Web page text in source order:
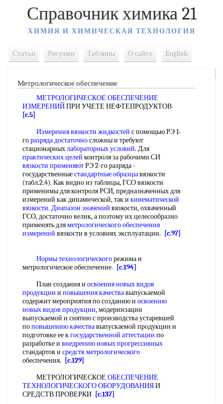
Справочник химика 21
ХИМИЯ И ХИМИЧЕСКАЯ ТЕХНОЛОГИЯ
Статьи Рисунки Таблицы О сайте English
Метрологическое обеспечение
МЕТРОЛОГИЧЕСКОЕ ОБЕСПЕЧЕНИЕ
ИЗМЕРЕНИЙПРИ УЧЕТЕ НЕФТЕПРОДУКТОВ
[c.5]
Измерения вязкости жидкостей с помощью РЭ 1-
горазряда достаточносложны и требуют
стационарныхлабораторных условий. Для
практических целей контроля за рабочими СИ
вязкости применяютРЭ 2-го разряда -
государственныестандартные образцывязкости
(табл.2.4). Как видно из таблицы, ГСО вязкости
применимы для контроля РСИ, предназначенных для
измерений как динамической, так и кинематической
вязкости. Диапазон значений вязкости, охваченный
ГСО, достаточно велик, а поэтому их целесообразно
применять дляметрологического обеспечения
измерений вязкости в условиях эксплуатации. [c.97]
Нормы технологическогорежима и
метрологическое обеспечение.
[c.194]
План создания и освоения новыхвидов
продукции и повышения качествавыпускаемой
содержит мероприятия по созданию н освоению
новыхвидов продукции, модернизации
выпускаемой н снятию с производства устаревшей
поповышению качествавыпускаемой продукции и
подготовке ее кгосударственной аттестации по
разработке и внедрению новых прогрессивных
стандартов и средств метрологического
обеспечения.
[c.129]
МЕТРОЛОГИЧЕСКОЕ ОБЕСПЕЧЕНИЕ
ТЕХНОЛОГИЧЕСКОГО ОБОРУДОВАНИЯИ
СРЕДСТВ ПРОВЕРКИ [c.137]